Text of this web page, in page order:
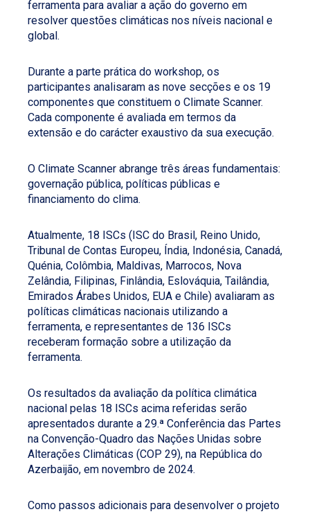
ferramenta para avaliar a ação do governo em
resolver questões climáticas nos níveis nacional e
global.
Durante a parte prática do workshop, os
participantes analisaram as nove secções e os 19
componentes que constituem o Climate Scanner.
Cada componente é avaliada em termos da
extensão e do carácter exaustivo da sua execução.
O Climate Scanner abrange três áreas fundamentais:
governação pública, políticas públicas e
financiamento do clima.
Atualmente, 18 ISCs (ISC do Brasil, Reino Unido,
Tribunal de Contas Europeu, Índia, Indonésia, Canadá,
Quénia, Colômbia, Maldivas, Marrocos, Nova
Zelândia, Filipinas, Finlândia, Eslováquia, Tailândia,
Emirados Árabes Unidos, EUA e Chile) avaliaram as
políticas climáticas nacionais utilizando a
ferramenta, e representantes de 136 ISCs
receberam formação sobre a utilização da
ferramenta.
Os resultados da avaliação da política climática
nacional pelas 18 ISCs acima referidas serão
apresentados durante a 29.ª Conferência das Partes
na Convenção-Quadro das Nações Unidas sobre
Alterações Climáticas (COP 29), na República do
Azerbaijão, em novembro de 2024.
Como passos adicionais para desenvolver o projeto